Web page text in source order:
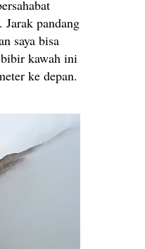
pandang
saya bisa
kawah ini
ke depan.